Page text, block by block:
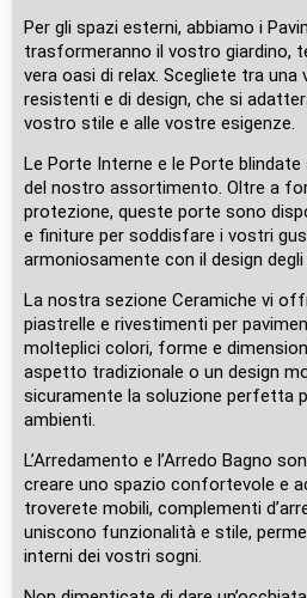
Per gli spazi esterni, abbiamo i
trasformeranno il vostro giardino,
vera oasi di relax. Scegliete tra
resistenti e di design, che si
vostro stile e alle vostre esigenze.
Le Porte Interne e le Porte
del nostro assortimento. Oltre a
protezione, queste porte sono
e finiture per soddisfare i vostri
armoniosamente con il design degli
La nostra sezione Ceramiche vi
piastrelle e rivestimenti per
molteplici colori, forme e
aspetto tradizionale o un design
sicuramente la soluzione perfetta
ambienti.
L’Arredamento e l’Arredo Bagno
creare uno spazio confortevole e
troverete mobili, complementi
uniscono funzionalità e stile,
interni dei vostri sogni.